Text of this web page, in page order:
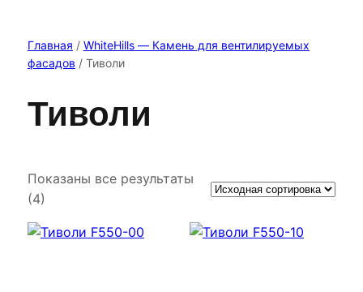
Главная / WhiteHills — Камень для вентилируемых
фасадов / Тиволи
Тиволи
Показаны все результаты
(4)